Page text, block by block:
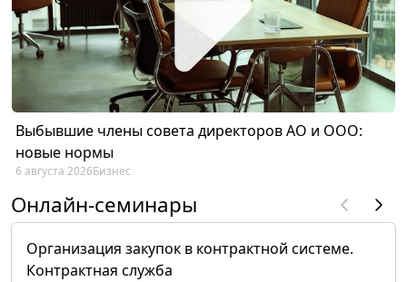
Выбывшие члены совета директоров АО и ООО:
новые нормы
6 августа 2026Бизнес
Онлайн-семинары
Организация закупок в контрактной системе.
Контрактная служба